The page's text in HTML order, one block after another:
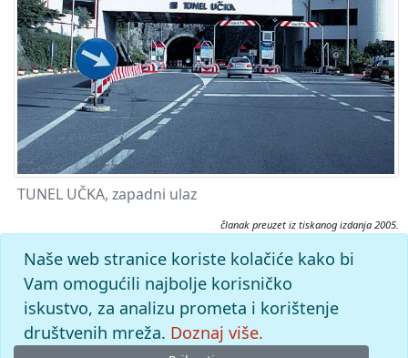
TUNEL UČKA, zapadni ulaz
članak preuzet iz tiskanog izdanja 2005.
Citiranje:
Tunel Učka.
Istarska enciklopedija (2005), mrežno izdanje.
Leksikografski zavod Miroslav Krleža, 2026. Pristupljeno
6.8.2026. <https://istra.lzmk.hr/clanak/tunel-ucka>.
Naše web stranice koriste kolačiće kako bi
Vam omogućili najbolje korisničko
iskustvo, za analizu prometa i korištenje
društvenih mreža. Doznaj više.